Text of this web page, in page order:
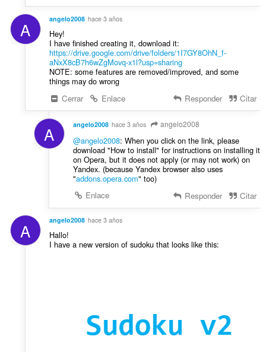
A angelo2008 hace 3 años
Hey!
I have finished creating it, download it:
https://drive.google.com/drive/folders/1I7GY8OhN_f-
aNxX8cB7h6wZgMovq-x1l?usp=sharing
NOTE: some features are removed/improved, and some
things may do wrong
Cerrar
Enlace Responder Citar
A angelo2008 hace 3 años angelo2008
@angelo2008: When you click on the link, please
download "How to install" for instructions on installing it
on Opera, but it does not apply (or may not work) on
Yandex. (because Yandex browser also uses
"addons.opera.com" too)
Enlace
Responder Citar
A angelo2008 hace 3 años
Hallo!
I have a new version of sudoku that looks like this: